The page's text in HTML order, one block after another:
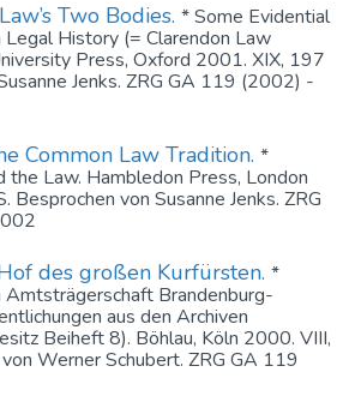
Two Bodies. * Some Evidential
Legal History (= Clarendon Law
Press, Oxford 2001. XIX, 197
Jenks. ZRG GA 119 (2002) -
Common Law Tradition. *
the Law. Hambledon Press, London
Besprochen von Susanne Jenks. ZRG
des großen Kurfürsten. *
Amtsträgerschaft Brandenburg-
aus den Archiven
Beiheft 8). Böhlau, Köln 2000. VIII,
Werner Schubert. ZRG GA 119